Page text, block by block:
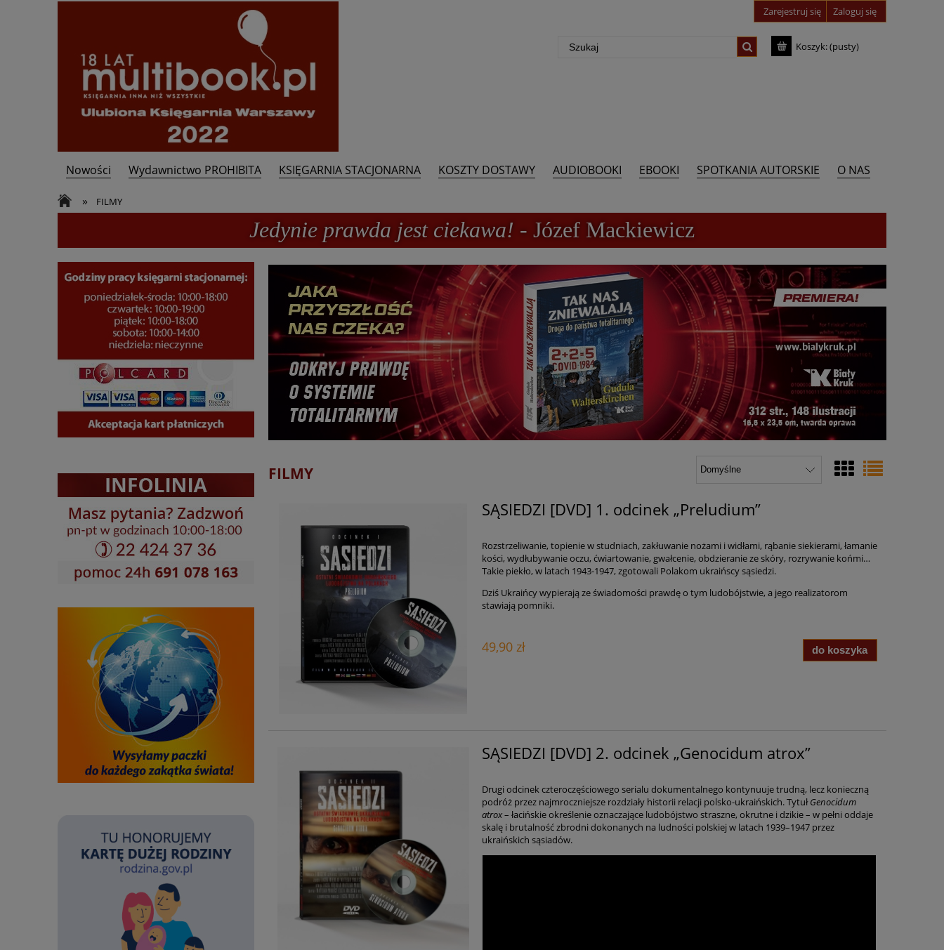
Zarejestruj się Zaloguj się
Koszyk:(pusty)
Nowości Wydawnictwo PROHIBITA KSIĘGARNIA STACJONARNA KOSZTY DOSTAWY AUDIOBOOKI EBOOKI SPOTKANIA AUTORSKIE
O NAS
Kontakt
» FILMY
Jedynie prawda jest ciekawa! - Józef Mackiewicz
FILMY
SĄSIEDZI [DVD] 1. odcinek „Preludium”
Rozstrzeliwanie, topienie w studniach, zakłuwanie nożami i widłami, rąbanie siekierami, łamanie
kości, wydłubywanie oczu, ćwiartowanie, gwałcenie, obdzieranie ze skóry, rozrywanie końmi…
Takie piekło, w latach 1943-1947, zgotowali Polakom ukraińscy sąsiedzi.
Dziś Ukraińcy wypierają ze świadomości prawdę o tym ludobójstwie, a jego realizatorom
stawiają pomniki.
49,90 zł do koszyka
SĄSIEDZI [DVD] 2. odcinek „Genocidum atrox”
Drugi odcinek czteroczęściowego serialu dokumentalnego kontynuuje trudną, lecz konieczną
podróż przez najmroczniejsze rozdziały historii relacji polsko-ukraińskich. TytułGenocidum
atrox– łacińskie określenie oznaczające ludobójstwo straszne, okrutne i dzikie – w pełni oddaje
skalę i brutalność zbrodni dokonanych na ludności polskiej w latach 1939–1947 przez
ukraińskich sąsiadów.